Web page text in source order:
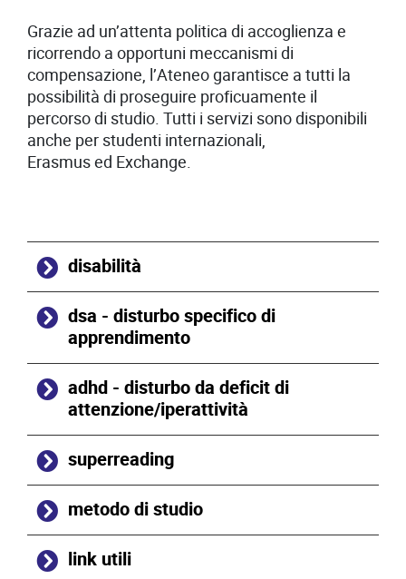
Grazie ad un’attenta politica di accoglienza e
ricorrendo a opportuni meccanismi di
compensazione, l’Ateneo garantisce a tutti la
possibilità di proseguire proficuamente il
percorso di studio. Tutti i servizi sono disponibili
anche per studenti internazionali,
Erasmus ed Exchange.
disabilità
dsa - disturbo specifico di
apprendimento
adhd - disturbo da deficit di
attenzione/iperattività
superreading
metodo di studio
link utili